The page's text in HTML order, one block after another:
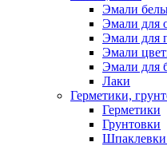
Эмали
Эмали для
Эмали для
Эмали
Эмали для
Лаки
Герметики,
Герметики
Грунтовки
Шпаклевки